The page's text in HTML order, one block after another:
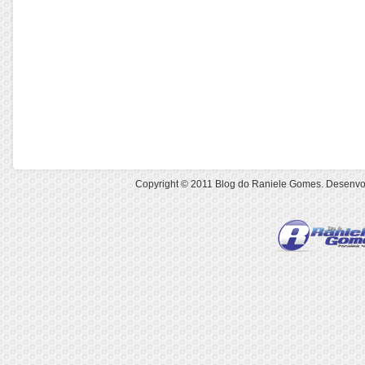
Copyright © 2011Blog do Raniele Gomes.